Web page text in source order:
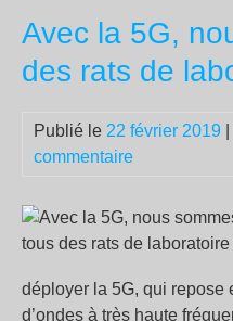
Avec la 5G,
des rats de
Publié le 22 février 2019
commentaire
déployer la 5G, qui repose
d’ondes à très haute